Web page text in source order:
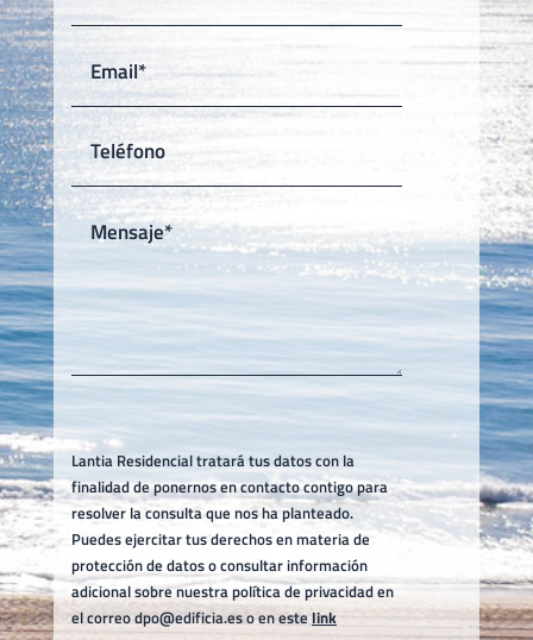
Lantia Residencial tratará tus datos con la
finalidad de ponernos en contacto contigo para
resolver la consulta que nos ha planteado.
Puedes ejercitar tus derechos en materia de
protección de datos o consultar información
adicional sobre nuestra política de privacidad en
el correo dpo@edificia.es o en estelink